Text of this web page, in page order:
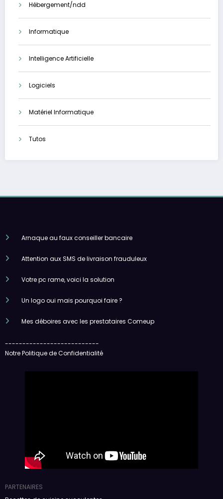
Hébergement/ndd
Informatique
Intelligence Artificielle
Logiciels
Matériel Informatique
Tutos
Arnaque au faux conseiller bancaire
Attention aux SMS de livraison frauduleux
Votre pc rame, voici la solution
Un logo oui mais pourquoi faire ?
Mes déboires avec les prestataires Comeup
---------------------------
Notre Politique de Confidentialité
PARTENAIRES